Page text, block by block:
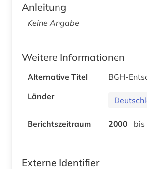
Anleitung
Keine Angabe
Weitere Informationen
Alternative Titel
BGH-
Länder
Berichtszeitraum 2000 bis
Externe Identifier